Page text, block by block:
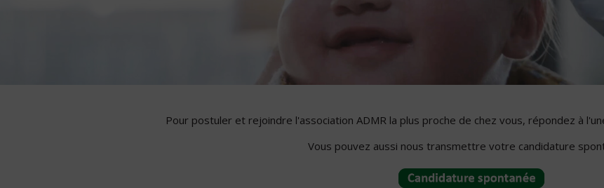
Pour postuler et rejoindre l'association ADMR la plus proche de chez vous, répondez à
Vous pouvez aussi nous transmettre votre candidature